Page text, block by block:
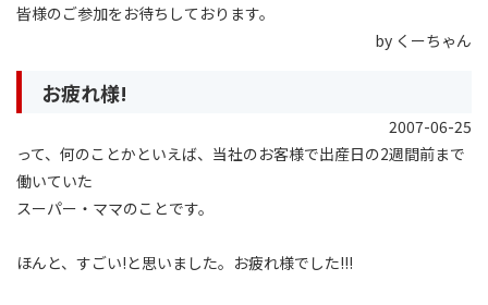
皆様のご参加をお待ちしております。
by くーちゃん
お疲れ様!
2007-06-25
って、何のことかといえば、当社のお客様で出産日の2週間前まで
働いていた
スーパー・ママのことです。
ほんと、すごい!と思いました。お疲れ様でした!!!